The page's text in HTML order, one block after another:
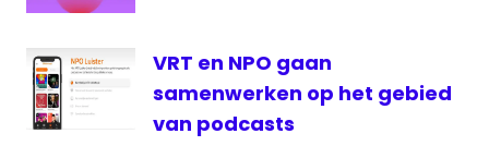
VRT en NPO gaan
samenwerken op het gebied
van podcasts